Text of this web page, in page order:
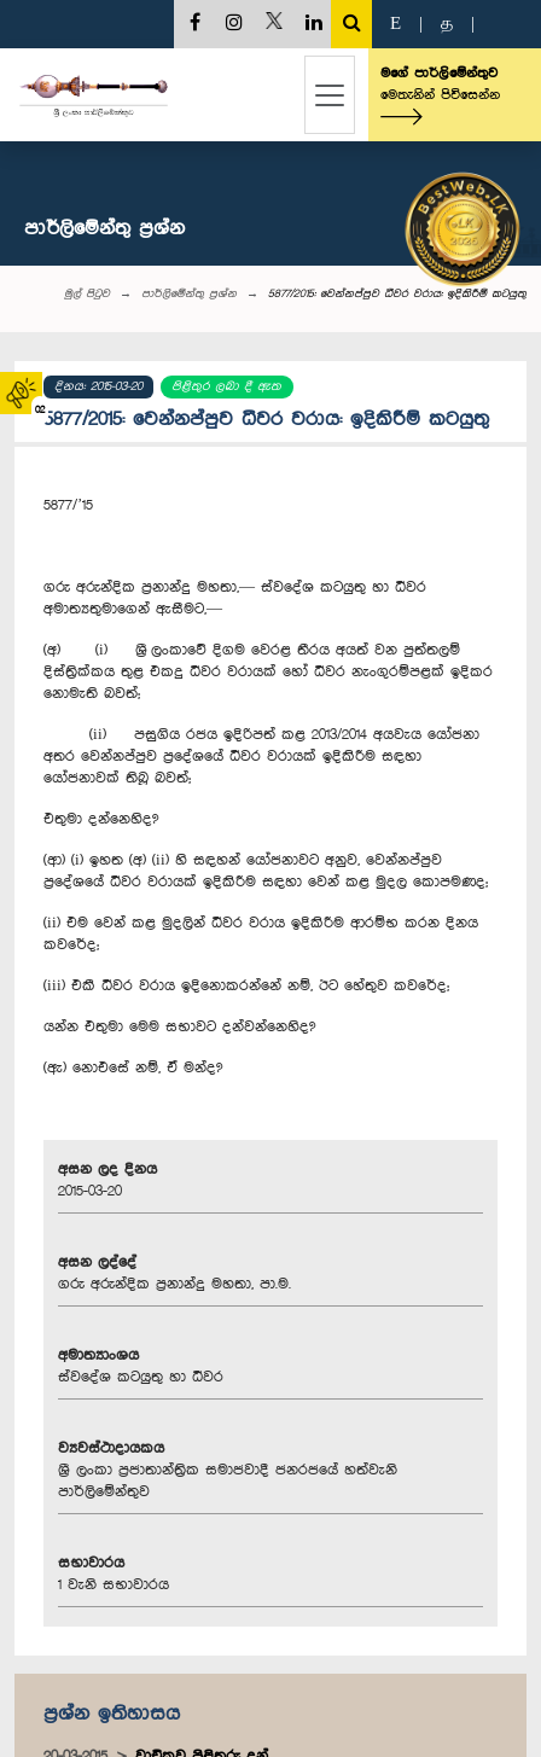
02
E த
මගේ පාර්ලිමේන්තුව
මෙතැනින් පිවිසෙන්න
පාර්ලි‌මේන්තු‌ ප්‍රශ්න
මුල් පිටුව පාර්ලි‌මේන්තු‌ ප්‍රශ්න 5877/2015: වෙන්නප්පුව ධීවර වරාය: ඉදිකිරීම් කටයුතු
දිනය: 2015-03-20 පිළිතුර ලබා දී ඇත
5877/2015: වෙන්නප්පුව ධීවර වරාය: ඉදිකිරීම් කටයුතු
5877/’15
ගරු අරුන්දික ප්‍රනාන්දු මහතා,— ස්වදේශ කටයුතු හා ධීවර
අමාත්‍යතුමාගෙන් ඇසීමට,—
(අ) (i) ශ්‍රී ලංකාවේ දිගම වෙරළ තීරය අයත් වන පුත්තලම්
දිස්ත්‍රික්කය තුළ එකදු ධීවර වරායක් හෝ ධීවර නැංගුරම්පළක් ඉදිකර
නොමැති බවත්;
(ii) පසුගිය රජය ඉදිරිපත් කළ 2013/2014 අයවැය යෝජනා
අතර වෙන්නප්පුව ප්‍රදේශයේ ධීවර වරායක් ඉදිකිරීම සඳහා
යෝජනාවක් තිබූ බවත්;
එතුමා දන්නෙහිද?
(ආ) (i) ඉහත (අ) (ii) හි සඳහන් යෝජනාවට අනුව, වෙන්නප්පුව
ප්‍රදේශයේ ධීවර වරායක් ඉදිකිරීම සඳහා වෙන් කළ මුදල කොපමණද;
(ii) එම වෙන් කළ මුදලින් ධීවර වරාය ඉදිකිරීම ආරම්භ කරන දිනය
කවරේද;
(iii) එකී ධීවර වරාය ඉදිනොකරන්නේ නම්, ඊට හේතුව කවරේද;
යන්න එතුමා මෙම සභාවට දන්වන්නෙහිද?
(ඇ) නොඑසේ නම්, ඒ මන්ද?
අසන ලද දිනය
2015-03-20
අසන ලද්දේ
ගරු අරුන්දික ප්‍රනාන්දු මහතා, පා.ම.
අමාත්‍යාංශය
ස්වදේශ කටයුතු හා ධීවර
ව්‍යවස්ථාදායකය
ශ්‍රී ලංකා ප්‍රජාතාන්ත්‍රික සමාජවාදී ජනරජයේ හත්වැනි
පාර්ලිමේන්තුව
සභාවාරය
1 වැනි සභාවාරය
ප්‍රශ්න ඉතිහාසය